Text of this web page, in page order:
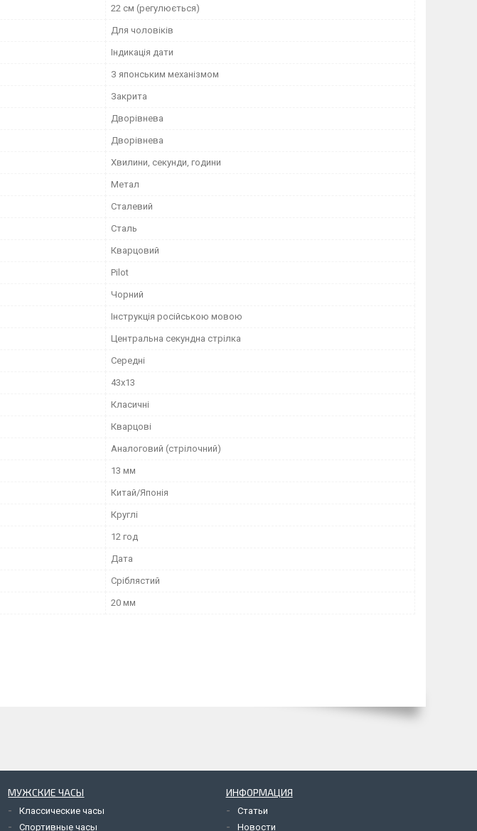
22 см (регулюється)
Для чоловіків
Індикація дати
З японським механізмом
Закрита
Дворівнева
Дворівнева
Хвилини, секунди, години
Метал
Сталевий
Сталь
Кварцовий
Pilot
Чорний
Інструкція російською мовою
Центральна секундна стрілка
Середні
43х13
Класичні
Кварцові
Аналоговий (стрілочний)
13 мм
Китай/Японія
Круглі
12 год
Дата
Сріблястий
20 мм
МУЖСКИЕ ЧАСЫ
Классические часы
Спортивные часы
ИНФОРМАЦИЯ
Статьи
Новости